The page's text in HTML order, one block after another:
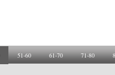
51-60 61-70 71-80